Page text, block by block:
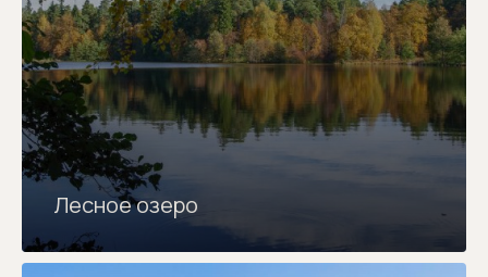
Лесное озеро